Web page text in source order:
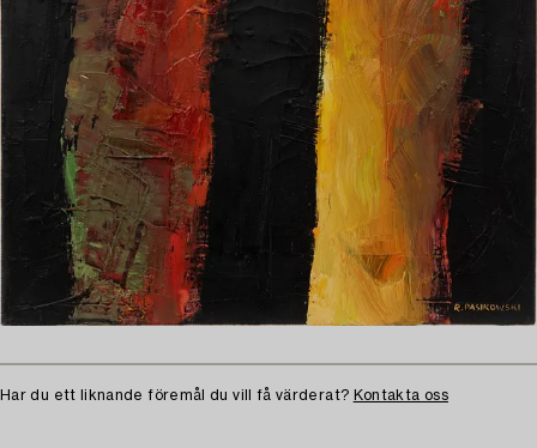
Har du ett liknande föremål du vill få värderat? Kontakta oss